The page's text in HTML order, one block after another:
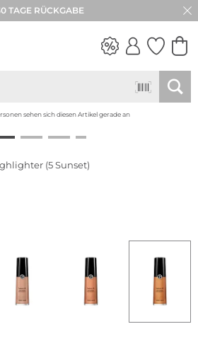
TAGE RÜCKGABE
sehen sich diesen Artikel gerade an
(5 Sunset)